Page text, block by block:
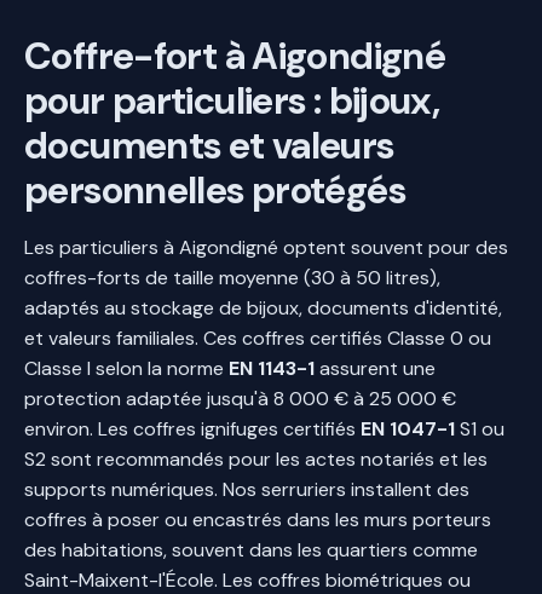
Coffre-fort à Aigondigné
pour particuliers : bijoux,
documents et valeurs
personnelles protégés
Les particuliers à Aigondigné optent souvent pour des
coffres-forts de taille moyenne (30 à 50 litres),
adaptés au stockage de bijoux, documents d'identité,
et valeurs familiales. Ces coffres certifiés Classe 0 ou
Classe I selon la norme EN 1143-1assurent une
protection adaptée jusqu'à 8 000 € à 25 000 €
environ. Les coffres ignifuges certifiés EN 1047-1S1 ou
S2 sont recommandés pour les actes notariés et les
supports numériques. Nos serruriers installent des
coffres à poser ou encastrés dans les murs porteurs
des habitations, souvent dans les quartiers comme
Saint-Maixent-l'École. Les coffres biométriques ou